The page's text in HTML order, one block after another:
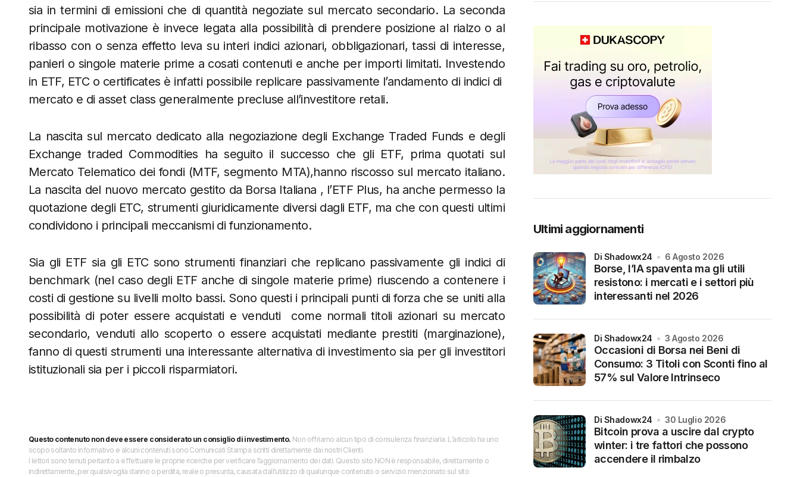
sia in termini di emissioni che di quantità negoziate sul mercato secondario. La seconda
principale motivazione è invece legata alla possibilità di prendere posizione al rialzo o al
ribasso con o senza effetto leva su interi indici azionari, obbligazionari, tassi di interesse,
panieri o singole materie prime a cosati contenuti e anche per importi limitati. Investendo
in ETF, ETC o certificates è infatti possibile replicare passivamente l’andamento di indici di
mercato e di asset class generalmente precluse all’investitore retali.
La nascita sul mercato dedicato alla negoziazione degli Exchange Traded Funds e degli
Exchange traded Commodities ha seguito il successo che gli ETF, prima quotati sul
Mercato Telematico dei fondi (MTF, segmento MTA),hanno riscosso sul mercato italiano.
La nascita del nuovo mercato gestito da Borsa Italiana , l’ETF Plus, ha anche permesso la
quotazione degli ETC, strumenti giuridicamente diversi dagli ETF, ma che con questi ultimi
condividono i principali meccanismi di funzionamento.
Sia gli ETF sia gli ETC sono strumenti finanziari che replicano passivamente gli indici di
benchmark (nel caso degli ETF anche di singole materie prime) riuscendo a contenere i
costi di gestione su livelli molto bassi. Sono questi i principali punti di forza che se uniti alla
possibilità di poter essere acquistati e venduti come normali titoli azionari su mercato
secondario, venduti allo scoperto o essere acquistati mediante prestiti (marginazione),
fanno di questi strumenti una interessante alternativa di investimento sia per gli investitori
istituzionali sia per i piccoli risparmiatori.
Questo contenuto non deve essere considerato un consiglio di investimento. Non offriamo alcun tipo di consulenza finanziaria. L’articolo ha uno
scopo soltanto informativo e alcuni contenuti sono Comunicati Stampa scritti direttamente dai nostri Clienti.
I lettori sono tenuti pertanto a effettuare le proprie ricerche per verificare l’aggiornamento dei dati. Questo sito NON è responsabile, direttamente o
indirettamente, per qualsivoglia danno o perdita, reale o presunta, causata dall'utilizzo di qualunque contenuto o servizio menzionato sul sito
Ultimi aggiornamenti
Borse, l’IA spaventa ma gli utili
resistono: i mercati e i settori più
interessanti nel 2026
di Shadowx24 6 Agosto 2026
Occasioni di Borsa nei Beni di
Consumo: 3 Titoli con Sconti fino al
57% sul Valore Intrinseco
di Shadowx24 3 Agosto 2026
Bitcoin prova a uscire dal crypto
winter: i tre fattori che possono
accendere il rimbalzo
di Shadowx24 30 Luglio 2026